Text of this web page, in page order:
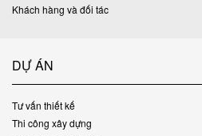
Khách hàng và đối tác
DỰ ÁN
Tư vấn thiết kế
Thi công xây dựng